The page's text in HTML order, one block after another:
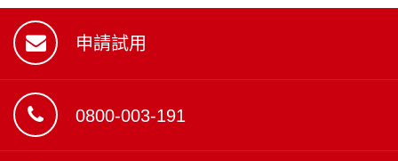
申請試用
0800-003-191